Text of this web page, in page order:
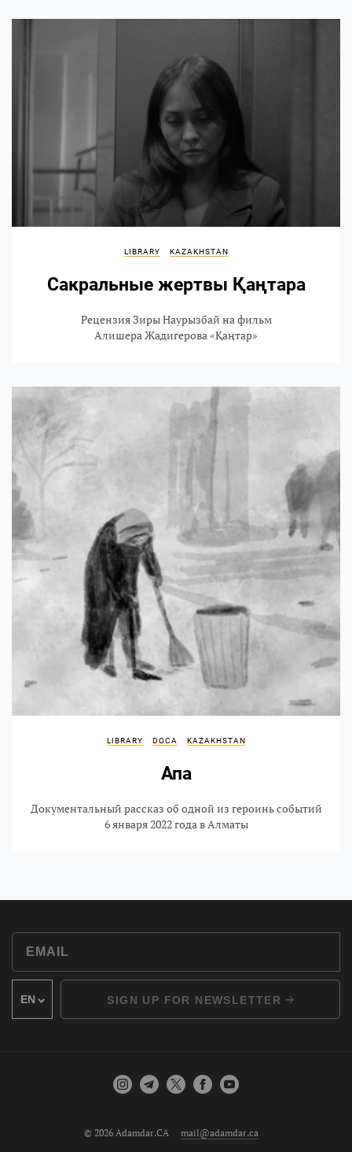
LIBRARY KAZAKHSTAN
Сакральные жертвы Қаңтара
Рецензия Зиры Наурызбай на фильм
Алишера Жадигерова «Қаңтар»
LIBRARY DOCA KAZAKHSTAN
Апа
Документальный рассказ об одной из героинь событий
6 января 2022 года в Алматы
SIGN UP FOR NEWSLETTER
© 2026 Adamdar.CA mail@adamdar.ca